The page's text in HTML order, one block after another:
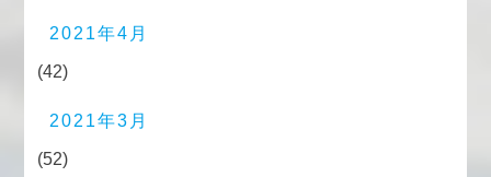
2021年4月
(42)
2021年3月
(52)